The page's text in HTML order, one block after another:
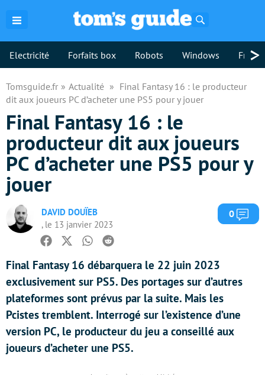
Electricité Forfaits box Robots Windows >
Tomsguide.fr Actualité
Final Fantasy 16 : le producteur
dit aux joueurs PC d’acheter une PS5 pour y jouer
Final Fantasy 16 : le
producteur dit aux joueurs
PC d’acheter une PS5 pour y
jouer
DAVID DOUÏEB
, le 13 janvier 2023
0
Facebook
TwitterWhatsapp
Reddit
Final Fantasy 16 débarquera le 22 juin 2023
exclusivement sur PS5. Des portages sur d’autres
plateformes sont prévus par la suite. Mais les
Pcistes tremblent. Interrogé sur l’existence d’une
version PC, le producteur du jeu a conseillé aux
joueurs d’acheter une PS5.